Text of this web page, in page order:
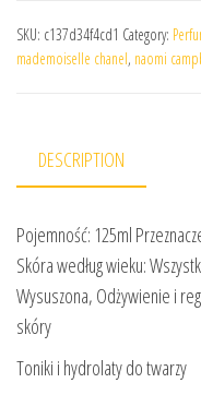
SKU: c137d34f4cd1 Category:
mademoiselle chanel, naomi
DESCRIPTION
Pojemność: 125ml
Skóra według wieku:
Wysuszona, Odżywienie i
skóry
Toniki i hydrolaty do twarzy